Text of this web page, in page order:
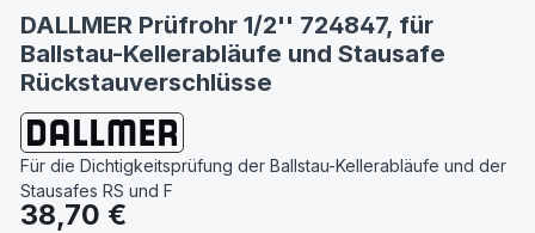
DALLMER Prüfrohr 1/2'' 724847, für
Ballstau-Kellerabläufe und Stausafe
Rückstauverschlüsse
Für die Dichtigkeitsprüfung der Ballstau-Kellerabläufe und der
Stausafes RS und F
Regulärer Preis:
38,70 €